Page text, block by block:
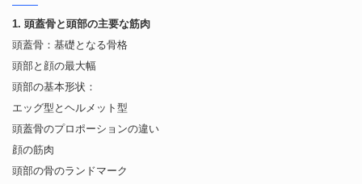
1. 頭蓋骨と頭部の主要な筋肉
頭蓋骨：基礎となる骨格
頭部と顔の最大幅
頭部の基本形状：
エッグ型とヘルメット型
頭蓋骨のプロポーションの違い
顔の筋肉
頭部の骨のランドマーク